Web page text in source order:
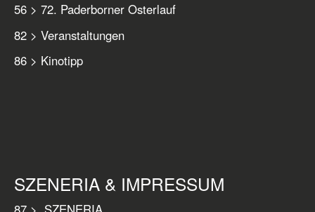
56 > 72. Paderborner Osterlauf
82 > Veranstaltungen
86 > Kinotipp
SZENERIA & IMPRESSUM